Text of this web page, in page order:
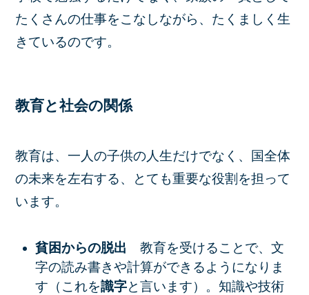
たくさんの仕事をこなしながら、たくましく生
きているのです。
教育と社会の関係
教育は、一人の子供の人生だけでなく、国全体
の未来を左右する、とても重要な役割を担って
います。
貧困からの脱出 教育を受けることで、文
字の読み書きや計算ができるようになりま
す（これを識字と言います）。知識や技術